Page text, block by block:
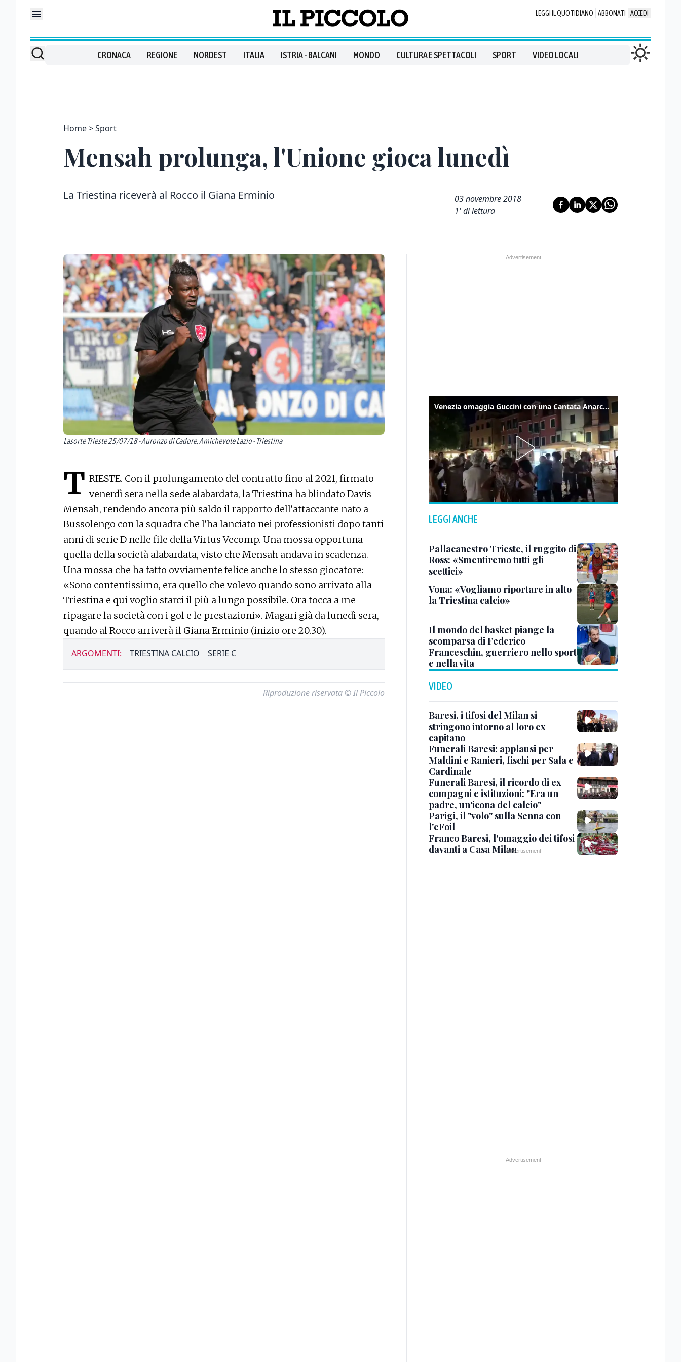
LEGGI IL QUOTIDIANO ABBONATI ACCEDI
CRONACA REGIONE NORDEST ITALIA ISTRIA - BALCANI MONDO CULTURA E SPETTACOLI SPORT VIDEO LOCALI
Home Sport
Mensah prolunga, l'Unione gioca lunedì
La Triestina riceverà al Rocco il Giana Erminio
03 novembre 2018
1' di lettura
Lasorte Trieste 25/07/18 - Auronzo di Cadore, Amichevole Lazio - Triestina
T RIESTE. Con il prolungamento del contratto fino al 2021, firmato
venerdì sera nella sede alabardata, la Triestina ha blindato Davis
Mensah, rendendo ancora più saldo il rapporto dell’attaccante nato a
Bussolengo con la squadra che l’ha lanciato nei professionisti dopo tanti
anni di serie D nelle file della Virtus Vecomp. Una mossa opportuna
quella della società alabardata, visto che Mensah andava in scadenza.
Una mossa che ha fatto ovviamente felice anche lo stesso giocatore:
«Sono contentissimo, era quello che volevo quando sono arrivato alla
Triestina e qui voglio starci il più a lungo possibile. Ora tocca a me
ripagare la società con i gol e le prestazioni». Magari già da lunedì sera,
quando al Rocco arriverà il Giana Erminio (inizio ore 20.30).
ARGOMENTI: TRIESTINA CALCIO SERIE C
Riproduzione riservata © Il Piccolo
Venezia omaggia Guccini con una Cantata Anarchica in campo Santa Margherita
LEGGI ANCHE
Pallacanestro Trieste, il ruggito di
Ross: «Smentiremo tutti gli
scettici»
Vona: «Vogliamo riportare in alto
la Triestina calcio»
Il mondo del basket piange la
scomparsa di Federico
Franceschin, guerriero nello sport
e nella vita
VIDEO
Baresi, i tifosi del Milan si
stringono intorno al loro ex
capitano
Funerali Baresi: applausi per
Maldini e Ranieri, fischi per Sala e
Cardinale
Funerali Baresi, il ricordo di ex
compagni e istituzioni: "Era un
padre, un'icona del calcio"
Parigi, il "volo" sulla Senna con
l'eFoil
Franco Baresi, l'omaggio dei tifosi
davanti a Casa Milan